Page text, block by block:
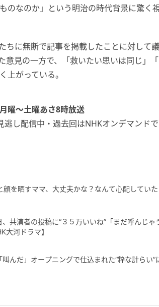
のなのか」という明治の時代背景に驚く
ちに無断で記事を掲載したことに対して
見の一方で、「救いたい思いは同じ」
上がっている。
曜〜土曜あさ8時放送
逃し配信中・過去回はNHKオンデマンド
を晒すママ、大丈夫かな？なんて心配していた
共演者の投稿に“３５万いいね”「まだ呼んじゃ
大河ドラマ】
叫んだ」オープニングで仕込まれた“粋な計らい